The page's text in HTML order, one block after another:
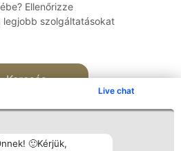
Live chat
🙂Kérjük,
Ellenőrizze
legjobb szolgáltatásokat
Keresés